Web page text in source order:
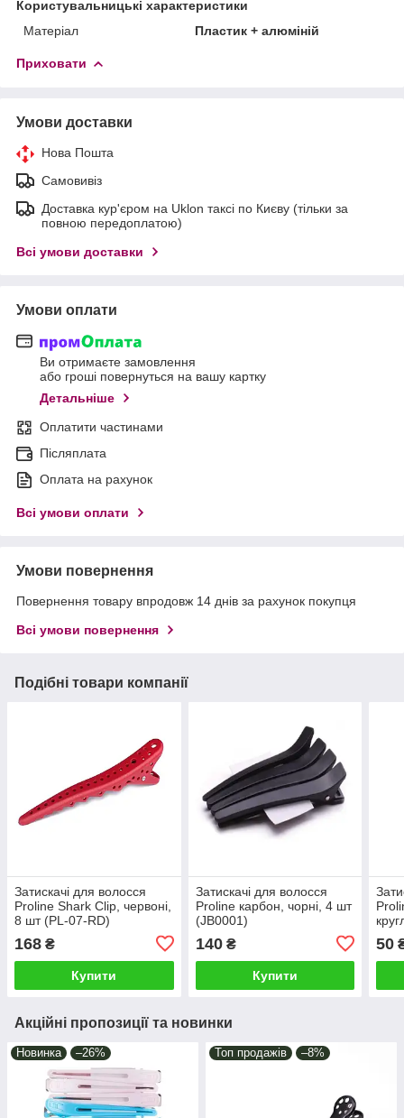
Користувальницькі характеристики
Матеріал
Пластик + алюміній
Приховати
Умови доставки
Нова Пошта
Самовивіз
Доставка кур'єром на Uklon таксі по Києву (тільки за
повною передоплатою)
Всі умови доставки
Умови оплати
Ви отримаєте замовлення
або гроші повернуться на вашу картку
Детальніше
Оплатити частинами
Післяплата
Оплата на рахунок
Всі умови оплати
Умови повернення
Повернення товару впродовж 14 днів за рахунок покупця
Всі умови повернення
Подібні товари компанії
Затискачі для волосся
Proline Shark Clip, червоні,
8 шт (PL-07-RD)
168 ₴
Купити
Затискачі для волосся
Proline карбон, чорні, 4 шт
(JB0001)
140₴
Купити
50
Акційні пропозиції та новинки
Новинка –26% Топ продажів –8%